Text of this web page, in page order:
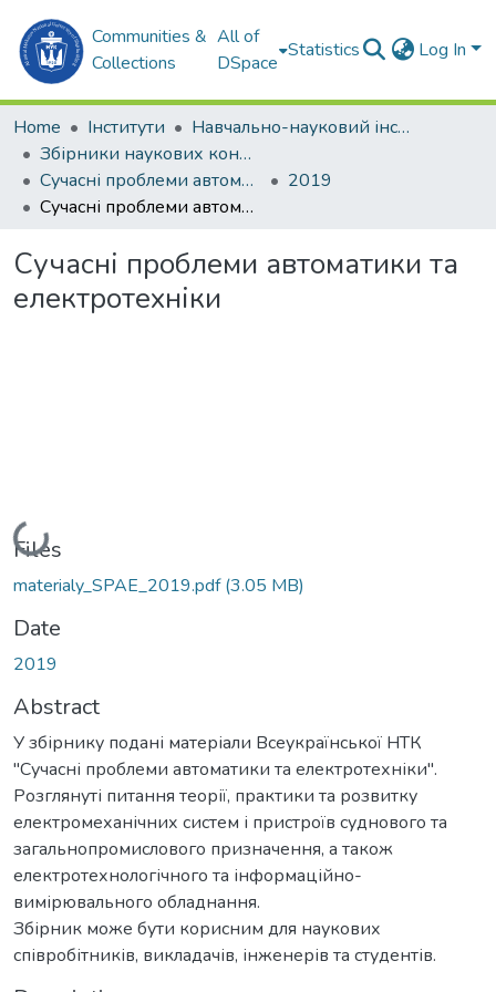
Communities &
Collections
All of
DSpace
Statistics Log In
Home Інститути
Навчально-науковий інститут автоматики та електротехніки (ННІАЕ)
Збірники наукових конференцій (ННІАЕ)
Сучасні проблеми автоматики та електротехніки
2019
Сучасні проблеми автоматики та електротехніки
Сучасні проблеми автоматики та
електротехніки
Loading...
Files
materialy_SPAE_2019.pdf(3.05 MB)
Date
2019
Abstract
У збірнику подані матеріали Всеукраїнської НТК
"Сучасні проблеми автоматики та електротехніки".
Розглянуті питання теорії, практики та розвитку
електромеханічних систем і пристроїв суднового та
загальнопромислового призначення, а також
електротехнологічного та інформаційно-
вимірювального обладнання.
Збірник може бути корисним для наукових
співробітників, викладачів, інженерів та студентів.